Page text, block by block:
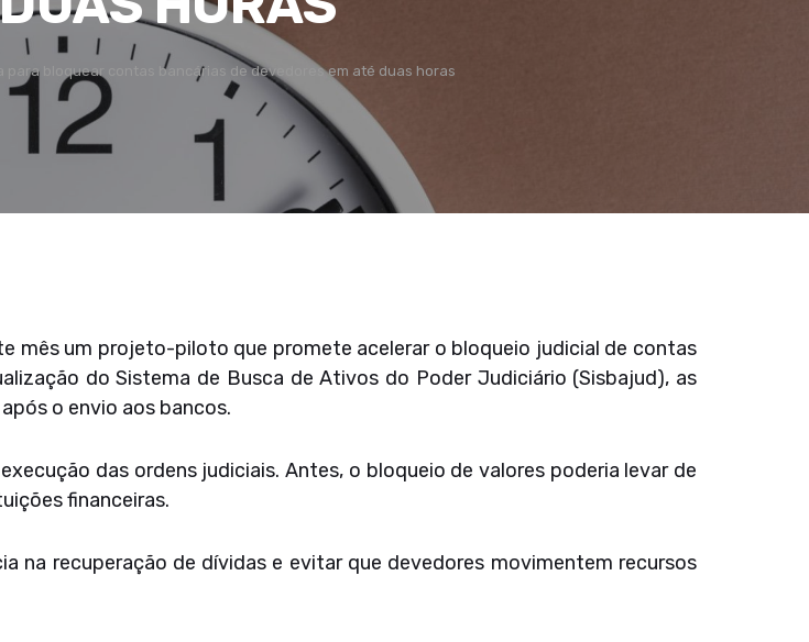
para bloquear contas bancárias de devedores em até duas horas
mês um projeto-piloto que promete acelerar o bloqueio judicial de contas
do Sistema de Busca de Ativos do Poder Judiciário (Sisbajud), as
o envio aos bancos.
das ordens judiciais. Antes, o bloqueio de valores poderia levar de
financeiras.
na recuperação de dívidas e evitar que devedores movimentem recursos